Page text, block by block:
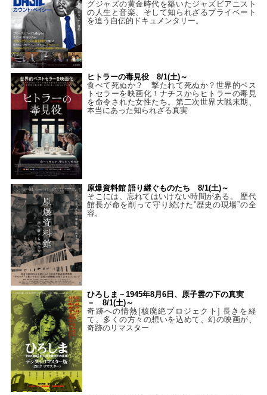
グジャズの黄金時代を築いたジャズピアニスト
の人生と音楽、そして知られざるプライベート
を追う自伝的ドキュメンタリー。
ヒトラーの毒見役 8/1(土)～
食べて死ぬか？ 撃たれて死ぬか？世界的ベス
トセラーを映画化！ナチスからヒトラーの毒見
を命令された女性たち。第二次世界大戦末期、
本当にあった知られざる真実
原爆資料館 語り継ぐものたち 8/1(土)～
そこには、忘れてはいけない時間がある。 歴代
館長が命を削って守り続けた”歴史の現場”の全
容。
ひろしま－1945年8月6日、原子雲の下の真実
－ 8/1(土)～
奇跡への情熱[核廃絶プロジェクト] 長きを経
て、多くの方々の想いを込めて、幻の映画が、
奇跡のリマスター